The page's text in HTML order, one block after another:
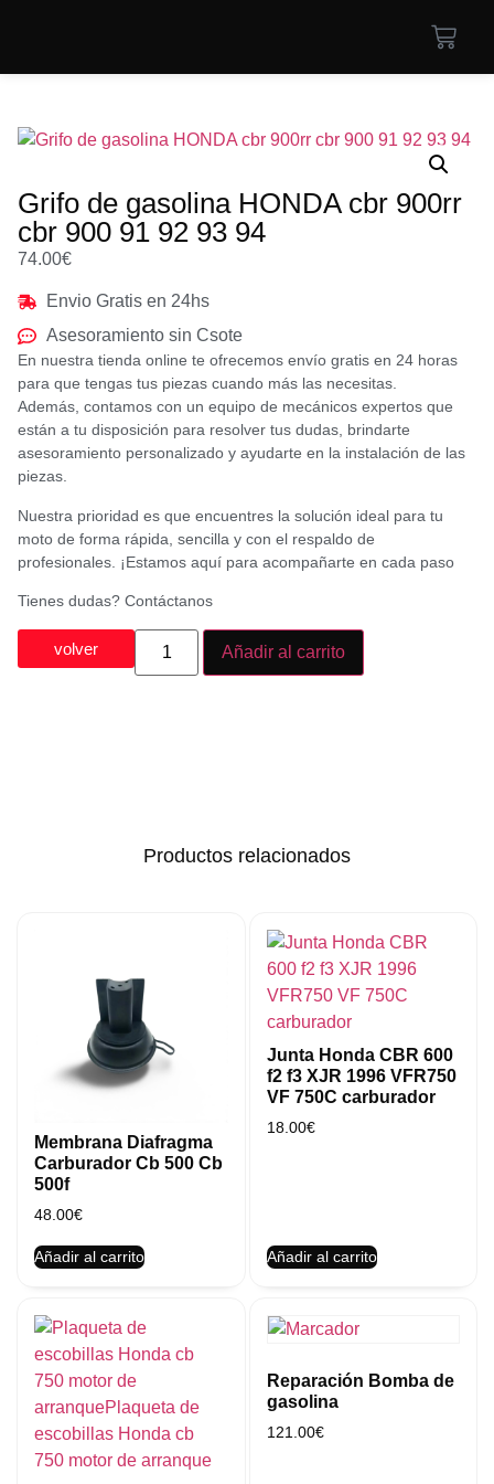
Grifo de gasolina HONDA cbr 900rr
cbr 900 91 92 93 94
74.00€
Envio Gratis en 24hs
Asesoramiento sin Csote
En nuestra tienda online te ofrecemos envío gratis en 24 horas
para que tengas tus piezas cuando más las necesitas.
Además, contamos con un equipo de mecánicos expertos que
están a tu disposición para resolver tus dudas, brindarte
asesoramiento personalizado y ayudarte en la instalación de las
piezas.
Nuestra prioridad es que encuentres la solución ideal para tu
moto de forma rápida, sencilla y con el respaldo de
profesionales. ¡Estamos aquí para acompañarte en cada paso
Tienes dudas? Contáctanos
volver Añadir al carrito
Productos relacionados
Membrana Diafragma
Carburador Cb 500 Cb
500f
48.00€
Añadir al carrito
Junta Honda CBR 600
f2 f3 XJR 1996 VFR750
VF 750C carburador
18.00€
Añadir al carrito
Reparación Bomba de
gasolina
121.00€